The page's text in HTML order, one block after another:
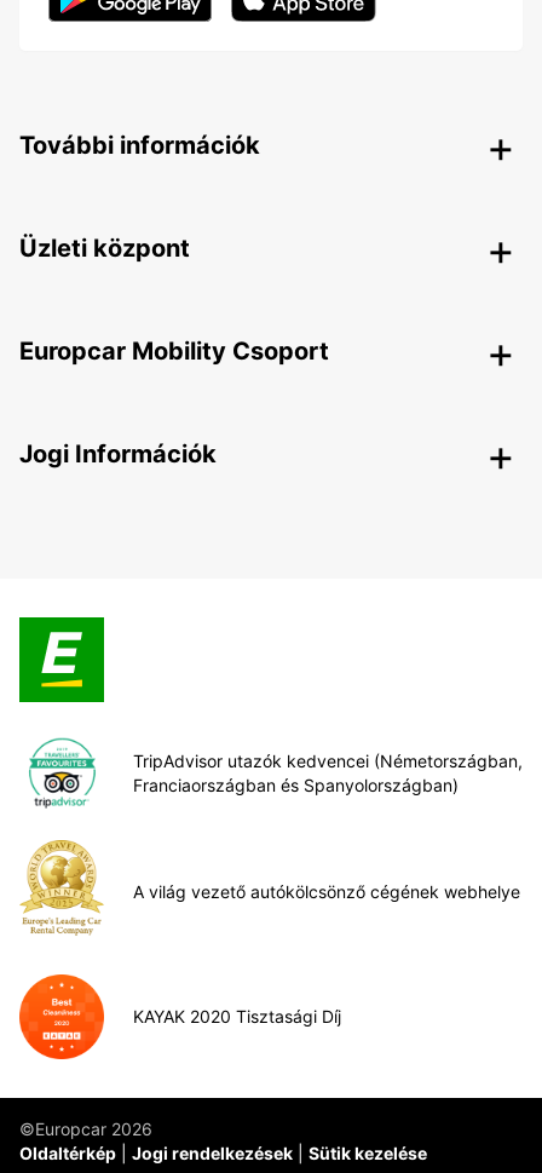
További információk
Üzleti központ
Europcar Mobility Csoport
Jogi Információk
TripAdvisor utazók kedvencei (Németországban,
Franciaországban és Spanyolországban)
A világ vezető autókölcsönző cégének webhelye
KAYAK 2020 Tisztasági Díj
©Europcar 2026
Oldaltérkép
Jogi rendelkezések Sütik kezelése